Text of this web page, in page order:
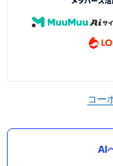
コー
AI